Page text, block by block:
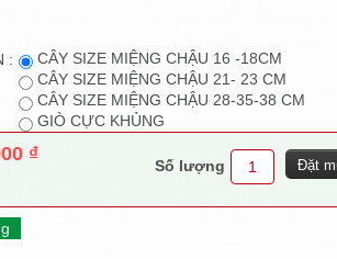
:
CÂY SIZE MIỆNG CHẬU 16 -18CM
CÂY SIZE MIỆNG CHẬU 21- 23 CM
CÂY SIZE MIỆNG CHẬU 28-35-38 CM
GIÒ CỰC KHỦNG
₫
Số lượng